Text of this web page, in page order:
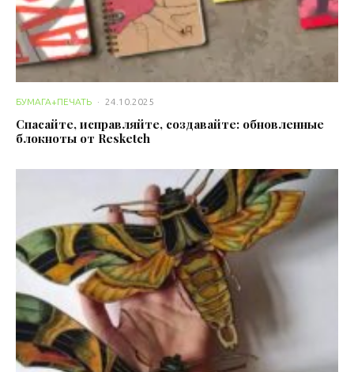
БУМАГА+ПЕЧАТЬ · 24.10.2025
Спасайте, исправляйте, создавайте: обновленные
блокноты от Resketch